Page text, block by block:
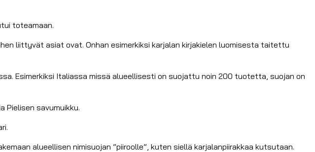
toteamaan.
liittyvät asiat ovat. Onhan esimerkiksi karjalan kirjakielen luomisesta taitettu
Esimerkiksi Italiassa missä alueellisesti on suojattu noin 200 tuotetta, suojan on
Pielisen savumuikku.
alueellisen nimisuojan ”piiroolle”, kuten siellä karjalanpiirakkaa kutsutaan.